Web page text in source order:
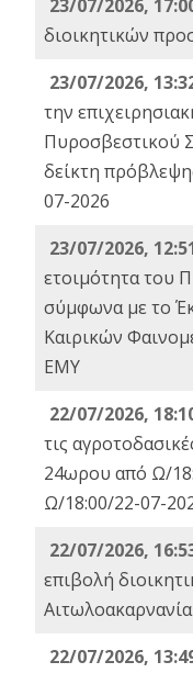
23/07/2026,
διοικητικών
23/07/2026,
την
Πυροσβεστικού
δείκτη
07-2026
23/07/2026,
ετοιμότητα του
σύμφωνα με το
Καιρικών
ΕΜΥ
22/07/2026,
τις
24ωρου από Ω/
Ω/18:00/22-07-
22/07/2026,
επιβολή
22/07/2026,